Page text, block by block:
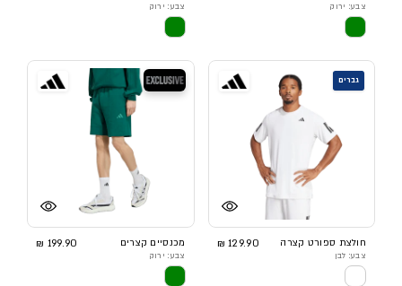
צבע: ירוק צבע: ירוק
גברים
חולצת ספורט קצרה 129.90 ₪
צבע: לבן
בלעדי
מכנסיים קצרים 199.90 ₪
צבע: ירוק